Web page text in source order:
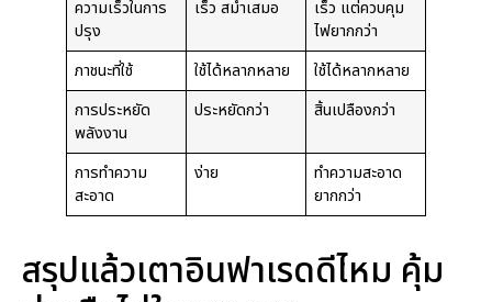
ความเร็วในการ
ปรุง
เร็ว สม่ำเสมอ
เร็ว แต่ควบคุม
ไฟยากกว่า
ภาชนะที่ใช้
ใช้ได้หลากหลาย
ใช้ได้หลากหลาย
การประหยัด
พลังงาน
ประหยัดกว่า สิ้นเปลืองกว่า
การทำความ
สะอาด
ง่าย
ทำความสะอาด
ยากกว่า
สรุปแล้วเตาอินฟาเรดดีไหม คุ้ม